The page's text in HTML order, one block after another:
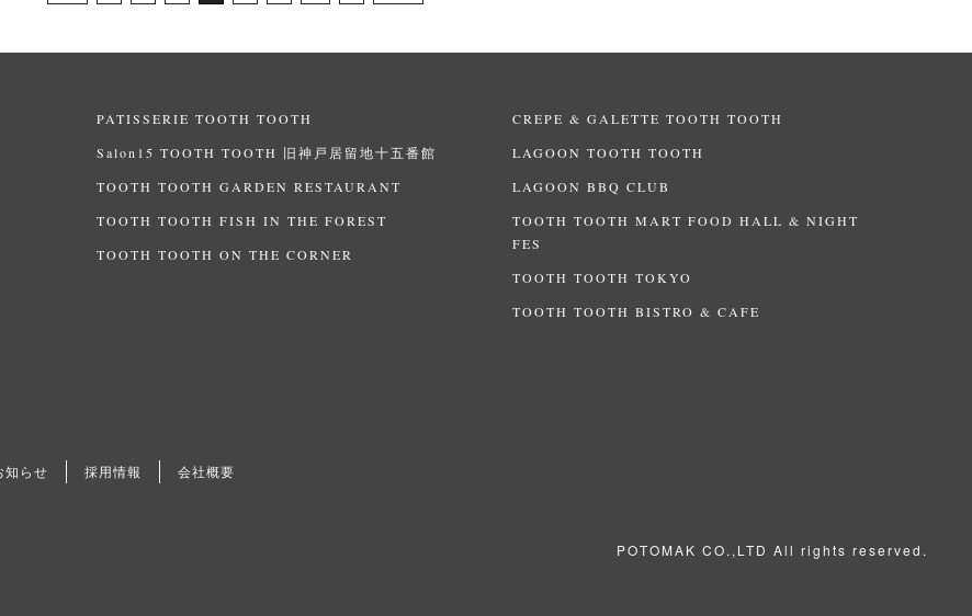
PATISSERIE TOOTH TOOTH
Salon15 TOOTH TOOTH 旧神戸居留地十五番館
TOOTH TOOTH GARDEN RESTAURANT
TOOTH TOOTH FISH IN THE FOREST
TOOTH TOOTH ON THE CORNER
CREPE & GALETTE TOOTH TOOTH
LAGOON TOOTH TOOTH
LAGOON BBQ CLUB
TOOTH TOOTH MART FOOD HALL & NIGHT
FES
TOOTH TOOTH TOKYO
TOOTH TOOTH BISTRO & CAFE
知らせ 採用情報 会社概要
POTOMAK CO.,LTD All rights reserved.